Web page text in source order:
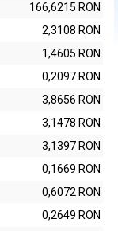
166,6215 RON
2,3108 RON
1,4605 RON
0,2097 RON
3,8656 RON
3,1478 RON
3,1397 RON
0,1669 RON
0,6072 RON
0,2649 RON